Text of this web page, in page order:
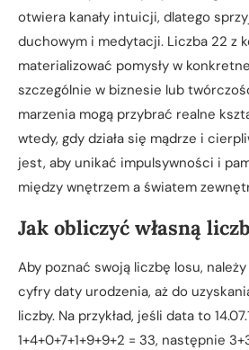
otwiera kanały intuicji, dlatego
duchowym i medytacji. Liczba 22 z
materializować pomysły w
szczególnie w biznesie lub
marzenia mogą przybrać realne
wtedy, gdy działa się mądrze i
jest, aby unikać impulsywności i
między wnętrzem a światem
Jak obliczyć własną
Aby poznać swoją liczbę losu,
cyfry daty urodzenia, aż do
liczby. Na przykład, jeśli data to
1+4+0+7+1+9+9+2 = 33, następnie